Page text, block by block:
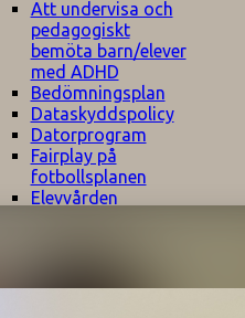
Att undervisa och
pedagogiskt
bemöta barn/elever
med ADHD
Bedömningsplan
Dataskyddspolicy
Datorprogram
Fairplay på
fotbollsplanen
Elevvården